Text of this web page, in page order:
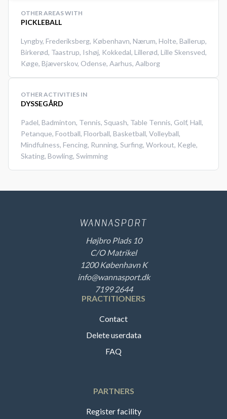
#Picklebal-bjaeverskov #spil-
OTHER AREAS WITH
PICKLEBALL
Lyngby, Frederiksberg, København, Nærum, Holte, Ballerup,
Birkerød, Taastrup, Ishøj, Kokkedal, Lillerød, Lille Skensved,
Køge, Bjæverskov, Odense, Aarhus, Aalborg
OTHER ACTIVITIES IN
DYSSEGÅRD
Padel, Badminton, Tennis, Squash, Table Tennis, Golf, Hall,
Petanque, Football, Floorball, Basketball, Volleyball,
Mindfulness, Fencing, Running, Surfing, Workout, Kegle,
Skating, Bowling, Swimming
Højbro Plads 10
C/O Matrikel
1200 København K
info@wannasport.dk
7199 2644
PRACTITIONERS
Contact
Delete userdata
FAQ
PARTNERS
Register facility